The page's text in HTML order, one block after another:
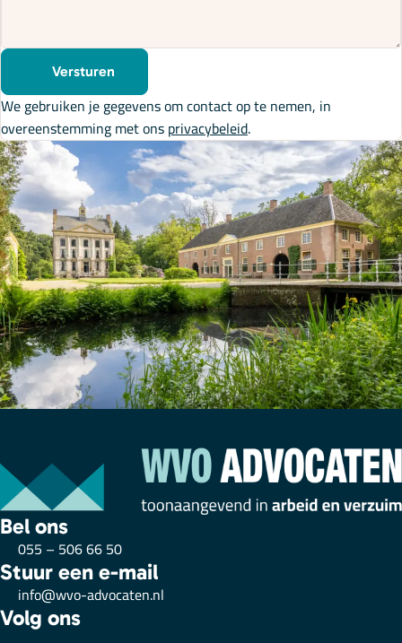
Versturen
We gebruiken je gegevens om contact op te nemen, in
overeenstemming met onsprivacybeleid.
Bel ons
055 – 506 66 50
Stuur een e-mail
info@wvo-advocaten.nl
Volg ons